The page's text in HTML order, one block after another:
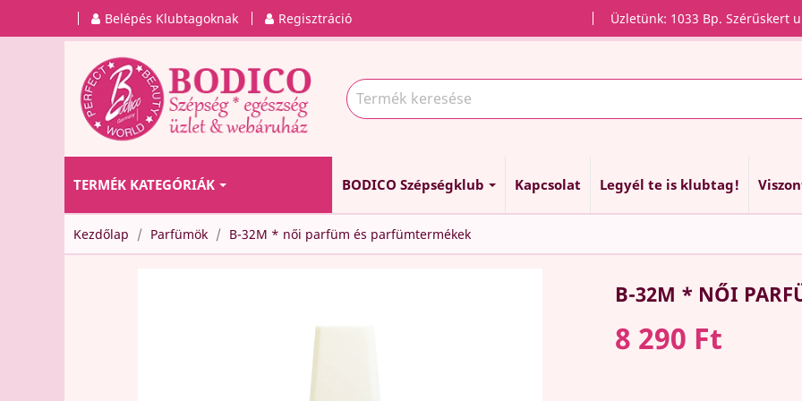
Belépés Klubtagoknak Regisztráció Üzletünk: 1033 Bp. Szérűskert
TERMÉK KATEGÓRIÁK BODICO Szépségklub Kapcsolat Legyél te is klubtag!
Kezdőlap Parfümök B-32M * női parfüm és parfümtermékek
B-32M * NŐI
8 290 Ft